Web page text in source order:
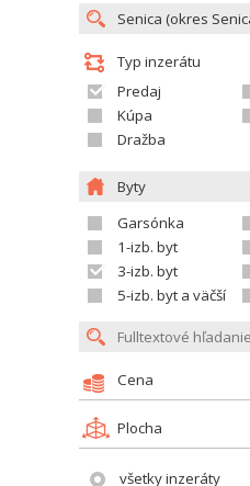
Typ inzerátu
Predaj
Kúpa
Dražba
Byty
Garsónka
1-izb. byt
3-izb. byt
5-izb. byt a väčší
Cena
Plocha
všetky inzeráty